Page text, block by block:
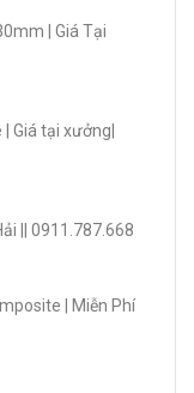
| Giá Tại
Giá tại xưởng|
|| 0911.787.668
| Miễn Phí